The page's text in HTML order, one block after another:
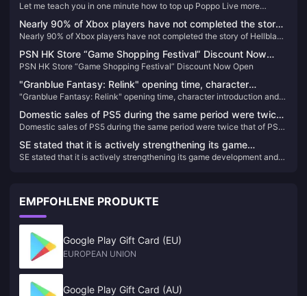
Let me teach you in one minute how to top up Poppo Live more
Nearly 90% of Xbox players have not completed the story
of Hellblade 2: Senua’s Legend
Nearly 90% of Xbox players have not completed the story of Hellblade
PSN HK Store “Game Shopping Festival” Discount Now
Open
PSN HK Store “Game Shopping Festival” Discount Now Open
"Granblue Fantasy: Relink" opening time, character
introduction and other information announced
"Granblue Fantasy: Relink" opening time, character introduction and
Domestic sales of PS5 during the same period were twice
that of PS4, and China Star received more than 100
applications
Domestic sales of PS5 during the same period were twice that of PS4,
SE stated that it is actively strengthening its game
development and publishing capabilities.
SE stated that it is actively strengthening its game development and
EMPFOHLENE PRODUKTE
Google Play Gift Card (EU)
EUROPEAN UNION
Google Play Gift Card (AU)